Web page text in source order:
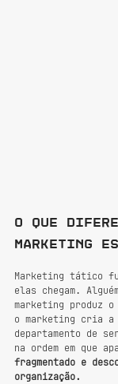
O que
marketing
Marketing tático
elas chegam.
marketing produz o
o marketing cria a
departamento de
na ordem em que
fragmentado e
organização.